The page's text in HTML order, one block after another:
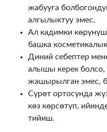
жабууга
алгылыктуу эмес.
Ал кадимки
башка
Диний себептер
алышы керек болсо,
жашырылган эмес,
Сүрөт ортосунда
көз көрсөтүп,
тийиш.